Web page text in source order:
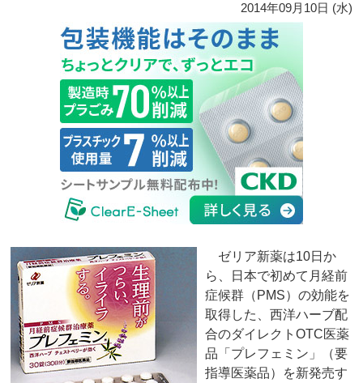
2014年09月10日 (水)
ゼリア新薬は10日か
ら、日本で初めて月経前
症候群（PMS）の効能を
取得した、西洋ハーブ配
合のダイレクトOTC医薬
品「プレフェミン」（要
指導医薬品）を新発売す